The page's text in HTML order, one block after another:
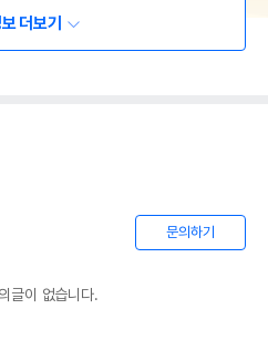
더보기
문의하기
글이 없습니다.